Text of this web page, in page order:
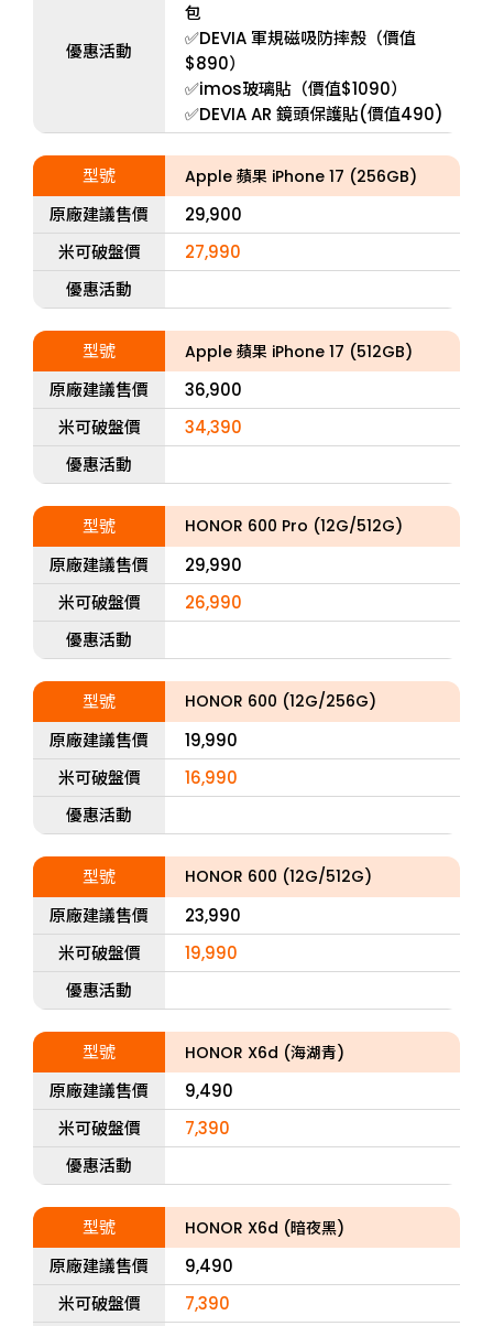
優惠活動
包
✅DEVIA 軍規磁吸防摔殼（價值
$890）
✅imos玻璃貼（價值$1090）
✅DEVIA AR 鏡頭保護貼(價值490)
型號 Apple 蘋果 iPhone 17 (256GB)
原廠建議售價
29,900
米可破盤價
27,990
優惠活動
型號 Apple 蘋果 iPhone 17 (512GB)
原廠建議售價
36,900
米可破盤價
34,390
優惠活動
型號 HONOR 600 Pro (12G/512G)
原廠建議售價
29,990
米可破盤價
26,990
優惠活動
型號 HONOR 600 (12G/256G)
原廠建議售價
19,990
米可破盤價
16,990
優惠活動
型號 HONOR 600 (12G/512G)
原廠建議售價
23,990
米可破盤價
19,990
優惠活動
型號 HONOR X6d (海湖青)
原廠建議售價
9,490
米可破盤價
7,390
優惠活動
型號 HONOR X6d (暗夜黑)
原廠建議售價
9,490
米可破盤價
7,390